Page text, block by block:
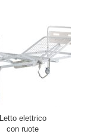
Letto elettrico
con ruote